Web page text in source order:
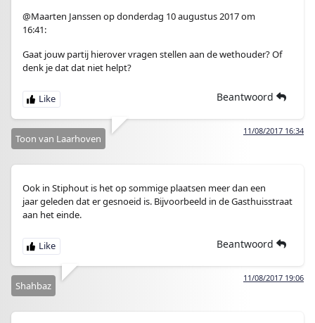
@Maarten Janssen op donderdag 10 augustus 2017 om
16:41:
Gaat jouw partij hierover vragen stellen aan de wethouder? Of
denk je dat dat niet helpt?
Beantwoord
11/08/2017 16:34
Toon van Laarhoven
Ook in Stiphout is het op sommige plaatsen meer dan een
jaar geleden dat er gesnoeid is. Bijvoorbeeld in de Gasthuisstraat
aan het einde.
Beantwoord
11/08/2017 19:06
Shahbaz